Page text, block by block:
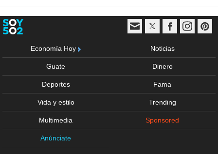
Economía Hoy Noticias
Guate Dinero
Deportes Fama
Vida y estilo Trending
Multimedia Sponsored
Anúnciate